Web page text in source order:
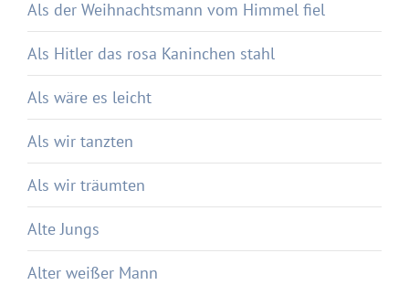
Als der Weihnachtsmann vom Himmel fiel
Als Hitler das rosa Kaninchen stahl
Als wäre es leicht
Als wir tanzten
Als wir träumten
Alte Jungs
Alter weißer Mann